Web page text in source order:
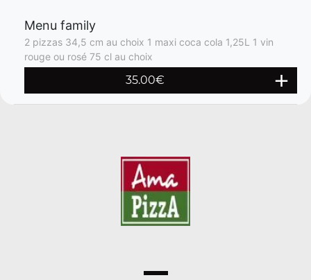
Menu family
2 pizzas 34,5 cm au choix 1 maxi coca cola 1,25L 1 vin
rouge ou rosé 75 cl au choix
35.00€